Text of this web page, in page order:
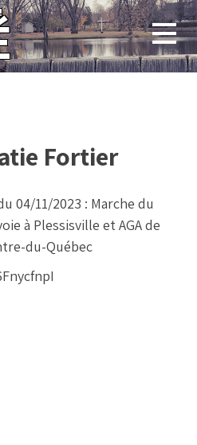
Fortier
04/11/2023 : Marche du
à Plessisville et AGA de
du-Québec